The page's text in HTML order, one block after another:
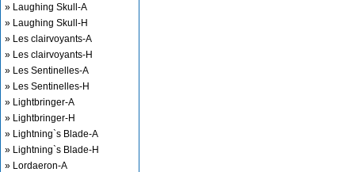
» Laughing Skull-A
» Laughing Skull-H
» Les clairvoyants-A
» Les clairvoyants-H
» Les Sentinelles-A
» Les Sentinelles-H
» Lightbringer-A
» Lightbringer-H
» Lightning`s Blade-A
» Lightning`s Blade-H
» Lordaeron-A